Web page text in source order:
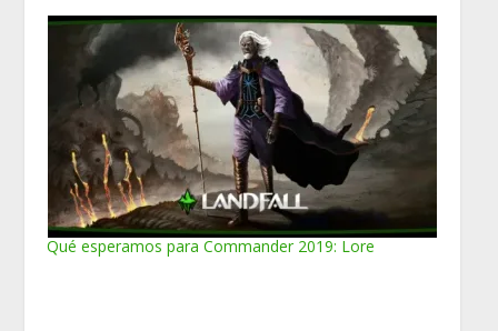
Qué esperamos para Commander 2019: Lore